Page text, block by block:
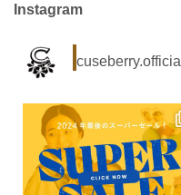
Instagram
cuseberry.official